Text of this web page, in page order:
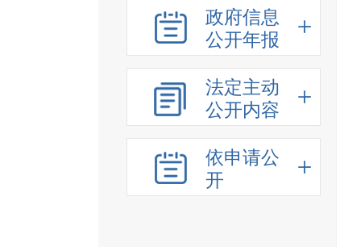
政府信息
公开年报
法定主动
公开内容
依申请公
开